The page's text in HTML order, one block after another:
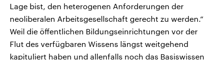
Lage bist, den heterogenen Anforderungen der
neoliberalen Arbeitsgesellschaft gerecht zu werden.“
Weil die öffentlichen Bildungseinrichtungen vor der
Flut des verfügbaren Wissens längst weitgehend
kapituliert haben und allenfalls noch das Basiswissen